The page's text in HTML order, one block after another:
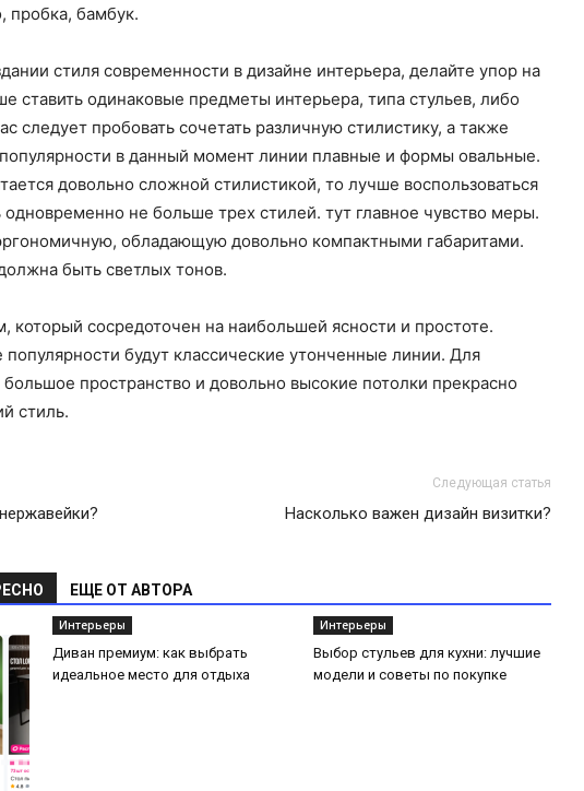
пробка, бамбук.
стиля современности в дизайне интерьера, делайте упор на
ставить одинаковые предметы интерьера, типа стульев, либо
следует пробовать сочетать различную стилистику, а также
в данный момент линии плавные и формы овальные.
довольно сложной стилистикой, то лучше воспользоваться
не больше трех стилей. тут главное чувство меры.
обладающую довольно компактными габаритами.
быть светлых тонов.
сосредоточен на наибольшей ясности и простоте.
популярности будут классические утонченные линии. Для
пространство и довольно высокие потолки прекрасно
стиль.
Следующая статья
Насколько важен дизайн визитки?
ЕЩЕ ОТ АВТОРА
Интерьеры
Диван премиум: как выбрать
идеальное место для отдыха
Интерьеры
Выбор стульев для кухни: лучшие
модели и советы по покупке